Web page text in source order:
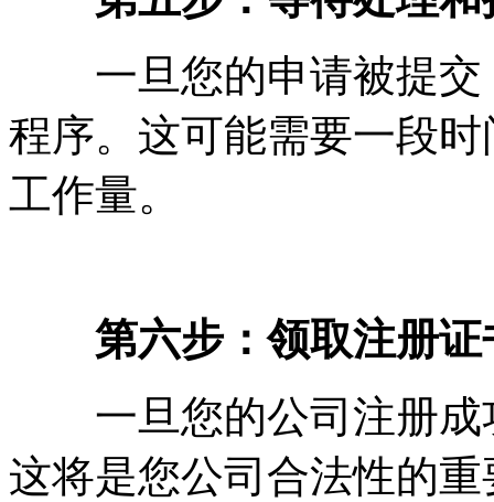
一旦您的申请被提交
程序。这可能需要一段
工作量。
第六步：领取注册证
一旦您的公司注册成
这将是您公司合法性的